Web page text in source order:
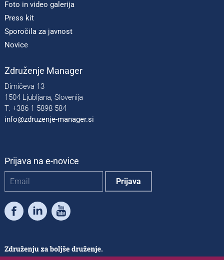
Foto in video galerija
Press kit
Sporočila za javnost
Novice
Združenje Manager
Dimičeva 13
1504 Ljubljana, Slovenija
T: +386 1 5898 584
info@zdruzenje-manager.si
Prijava na e-novice
FacebookLinkedInYoutube